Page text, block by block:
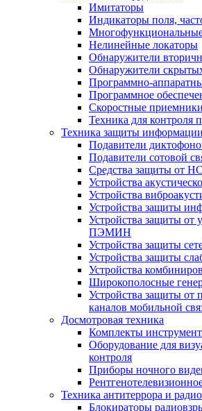
Имитаторы
Индикаторы поля,
Нелинейные локаторы
Обнаружители
Обнаружители
Программно-
Программное
Скоростные
Техника для контроля
Техника защиты информации
Подавители
Подавители сотовой
Средства защиты от
Устройства
Устройства
Устройства защиты
Устройства защиты от
ПЭМИН
Устройства защиты
Устройства защиты
Устройства
Широкополосные
Устройства защиты от
каналов мобильной
Досмотровая техника
Комплекты
Оборудование для
контроля
Приборы ночного
Техника антитеррора и
Блокираторы